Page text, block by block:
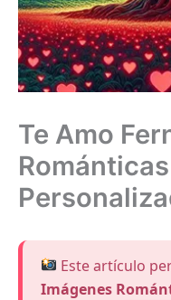
Te Amo
Este artículo
Imágenes